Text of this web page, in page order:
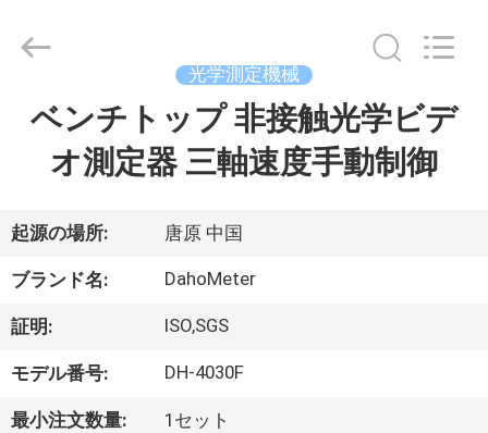
家
品
私
達
に
Guangdong Hongtuo Instrument Technology Co.,Ltd.
光学測定機械
ベンチトップ 非接触光学ビデ
オ測定器 三軸速度手動制御
起源の場所: 唐原 中国
ブランド名: DahoMeter
証明: ISO,SGS
モデル番号: DH-4030F
最小注文数量: 1セット